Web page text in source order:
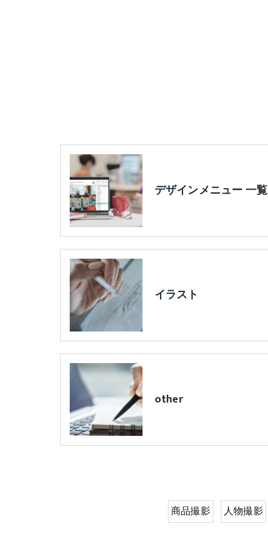
デザインメニュー 一覧
イラスト
other
商品撮影 人物撮影